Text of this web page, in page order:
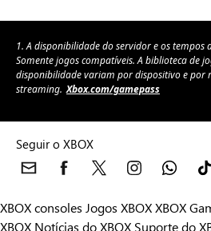
1. A disponibilidade do servidor e os tempos
Somente jogos compatíveis. A biblioteca de
disponibilidade variam por dispositivo e por
streaming. Xbox.com/gamepass
Seguir o XBOX
XBOX consoles Jogos XBOXXBOX
XBOX Notícias do XBOX Suporte do